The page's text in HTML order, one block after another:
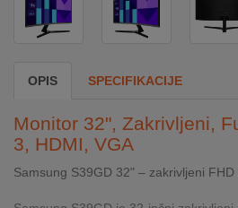
SECURITY
PC
GAME
INTERNO
OPIS SPECIFIKACIJE
Monitor 32", Zakrivljeni,
3, HDMI, VGA
Samsung S39GD 32" – zakrivljeni